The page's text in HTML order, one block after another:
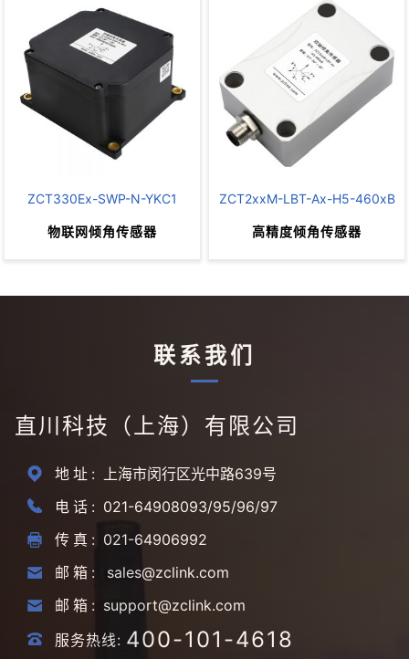
ZCT330Ex-SWP-N-YKC1
物联网倾角传感器
可靠
NB-IOT，采用CTIOT协
ZCT2xxM-LBT-Ax-H5-460xB
高精度倾角传感器
电脑端或小程序端一键发布
pc端、公众号端、微信小程序端
同步发布
联系我们
直川科技（上海）有限公司
地址: 上海市闵行区光中路639号
电话: 021-64908093/95/96/97
传真: 021-64906992
邮箱: sales@zclink.com
邮箱: support@zclink.com
服务热线: 400-101-4618